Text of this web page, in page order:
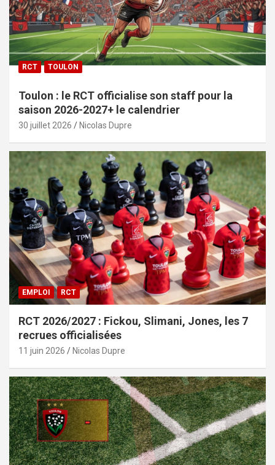
RCT TOULON
Toulon : le RCT officialise son staff pour la
saison 2026-2027+ le calendrier
30 juillet 2026 Nicolas Dupre
EMPLOI RCT
RCT 2026/2027 : Fickou, Slimani, Jones, les 7
recrues officialisées
11 juin 2026 Nicolas Dupre